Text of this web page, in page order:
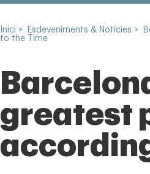
Inici > Esdeveniments & Notícies >
to the Time
greatest